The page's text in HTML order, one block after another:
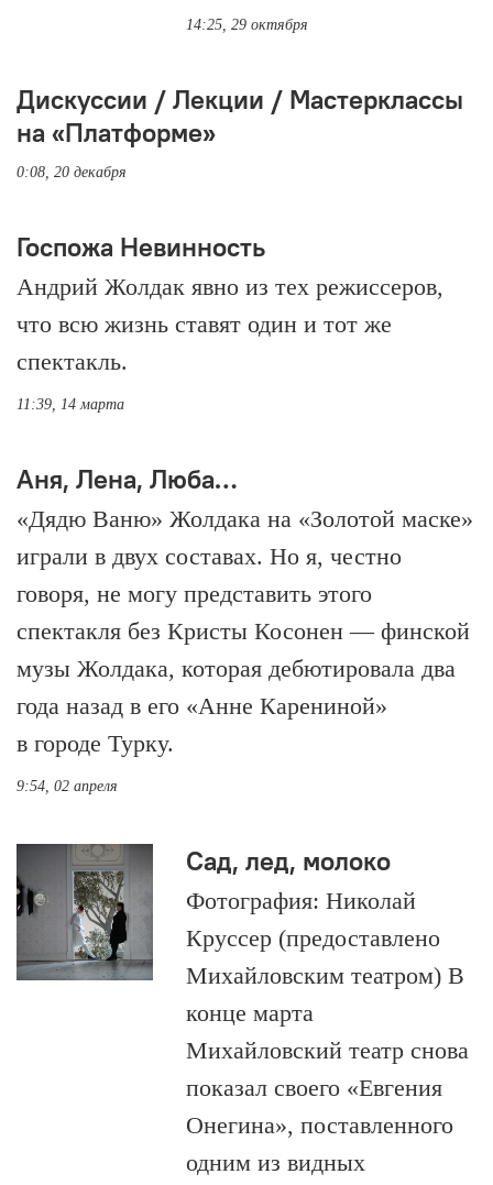
14:25, 29 октября
Дискуссии / Лекции / Мастерклассы
на «Платформе»
0:08, 20 декабря
Госпожа Невинность
Андрий Жолдак явно из тех режиссеров,
что всю жизнь ставят один и тот же
спектакль.
11:39, 14 марта
Аня, Лена, Люба…
«Дядю Ваню» Жолдака на «Золотой маске»
играли в двух составах. Но я, честно
говоря, не могу представить этого
спектакля без Кристы Косонен — финской
музы Жолдака, которая дебютировала два
года назад в его «Анне Карениной»
в городе Турку.
9:54, 02 апреля
Сад, лед, молоко
Фотография: Николай
Круссер (предоставлено
Михайловским театром) В
конце марта
Михайловский театр снова
показал своего «Евгения
Онегина», поставленного
одним из видных